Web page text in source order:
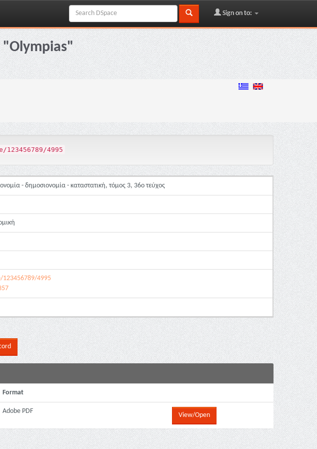
Sign on to:
"Olympias"
4995
- δημοσιονομία - καταστατική, τόμος 3, 36ο τεύχος
4995
Format
Adobe PDF
View/Open